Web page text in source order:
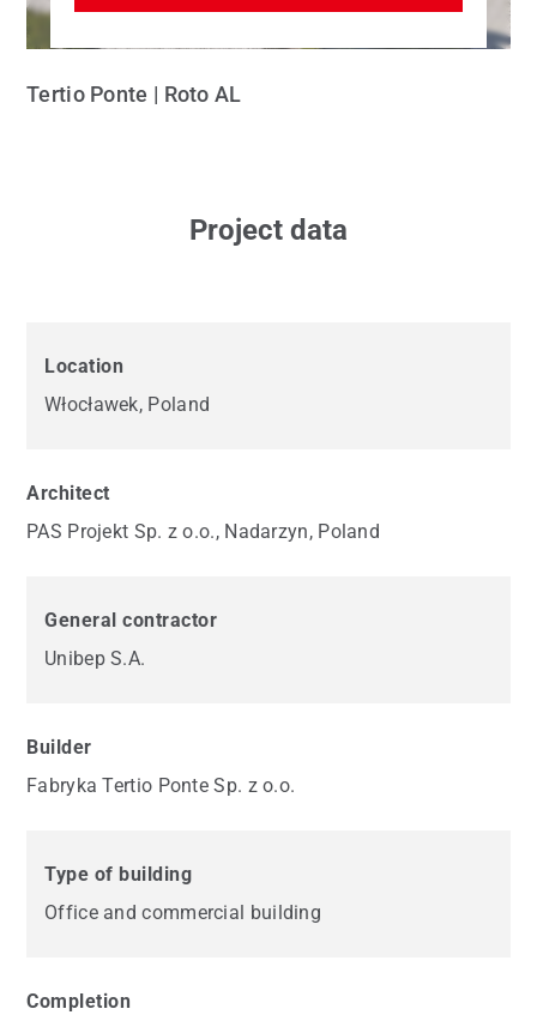
Tertio Ponte | Roto AL
Project data
Location
Włocławek, Poland
Architect
PAS Projekt Sp. z o.o., Nadarzyn, Poland
General contractor
Unibep S.A.
Builder
Fabryka Tertio Ponte Sp. z o.o.
Type of building
Office and commercial building
Completion